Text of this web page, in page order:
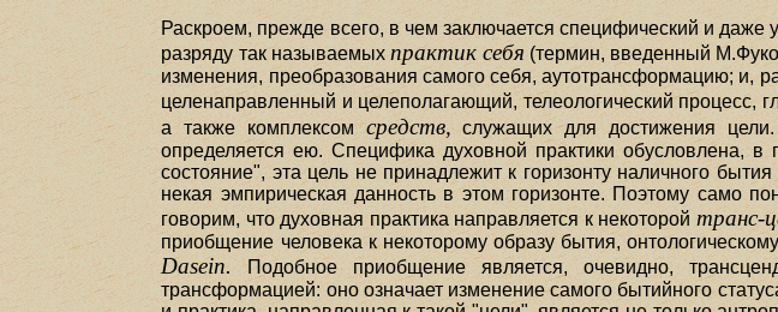
Раскроем, прежде всего, в чем заключается специфический и даже
разряду так называемых практик себя (термин, введенный
изменения, преобразования самого себя, аутотрансформацию; и,
целенаправленный и целеполагающий, телеологический процесс,
а также комплексом средств,служащих для достижения цели.
определяется ею. Специфика духовной практики обусловлена,
состояние", эта цель не принадлежит к горизонту наличного
некая эмпирическая данность в этом горизонте. Поэтому само
говорим, что духовная практика направляется к некоторой транс-
приобщение человека к некоторому образу бытия,
Dasein. Подобное приобщение является, очевидно,
трансформацией: оно означает изменение самого бытийного